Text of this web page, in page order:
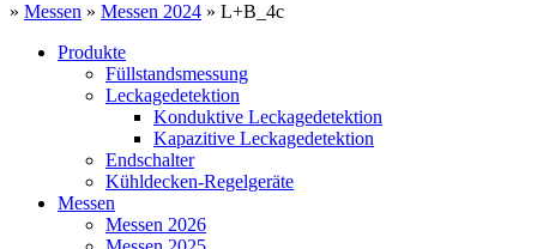
» Messen » Messen 2024 » L+B_4c
Produkte
Füllstandsmessung
Leckagedetektion
Konduktive Leckagedetektion
Kapazitive Leckagedetektion
Endschalter
Kühldecken-Regelgeräte
Messen
Messen 2026